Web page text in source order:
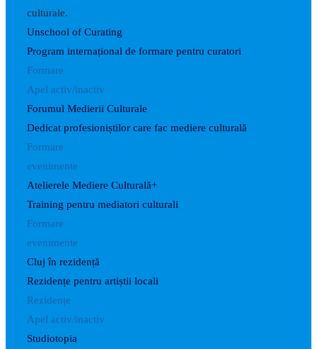
culturale.
Unschool of Curating
Program internațional de formare pentru curatori
Formare
Apel activ/inactiv
Forumul Medierii Culturale
Dedicat profesioniștilor care fac mediere culturală
Formare
evenimente
Atelierele Mediere Culturală+
Training pentru mediatori culturali
Formare
evenimente
Cluj în rezidență
Rezidențe pentru artiștii locali
Rezidențe
Apel activ/inactiv
Studiotopia